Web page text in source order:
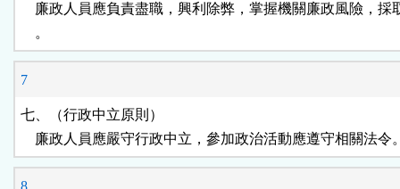
廉政人員應負責盡職，興利除弊，掌握機關廉政風險，採
    。
7
七、（行政中立原則）
廉政人員應嚴守行政中立，參加政治活動應遵守相關法令